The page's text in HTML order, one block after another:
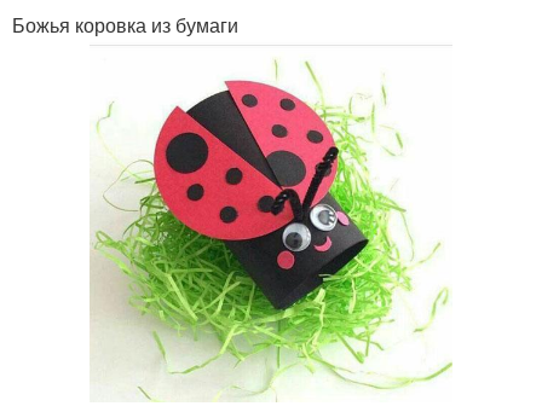
Божья коровка из бумаги